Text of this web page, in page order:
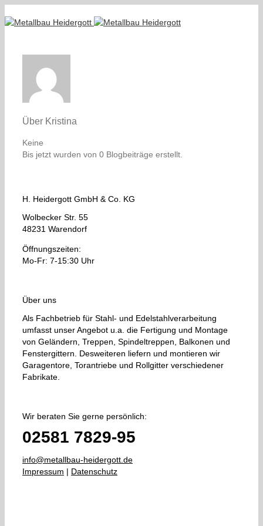
Über Kristina
Keine
Bis jetzt wurden von 0 Blogbeiträge erstellt.
H. Heidergott GmbH & Co. KG
Wolbecker Str. 55
48231 Warendorf
Öffnungszeiten:
Mo-Fr: 7-15:30 Uhr
Über uns
Als Fachbetrieb für Stahl- und Edelstahlverarbeitung
umfasst unser Angebot u.a. die Fertigung und Montage
von Geländern, Treppen, Spindeltreppen, Balkonen und
Fenstergittern. Desweiteren liefern und montieren wir
Garagentore, Torantriebe und Rollgitter verschiedener
Fabrikate.
Wir beraten Sie gerne persönlich:
02581 7829-95
info@metallbau-heidergott.de
Impressum | Datenschutz